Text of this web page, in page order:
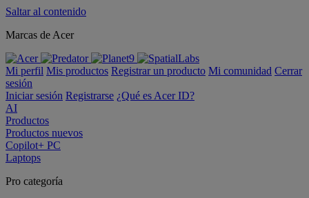
Saltar al contenido
Marcas de Acer
Mi perfil Mis productos Registrar un producto Mi comunidad Cerrar
sesión
Iniciar sesión Registrarse ¿Qué es Acer ID?
AI
Productos
Productos nuevos
Copilot+ PC
Laptops
Pro categoría